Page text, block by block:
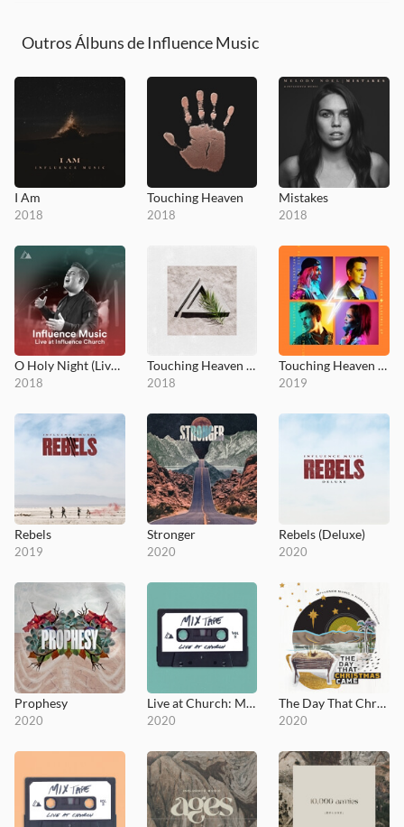
Outros Álbuns de Influence Music
I Am
2018
Touching Heaven
2018
Mistakes
2018
O Holy Night (Live at Influence Church)
2018
Touching Heaven - Acoustic EP
2018
Touching Heaven Electric
2019
Rebels
2019
Stronger
2020
Rebels (Deluxe)
2020
Prophesy
2020
Live at Church: Mixtape, Vol. 1
2020
The Day That Christmas Came
2020